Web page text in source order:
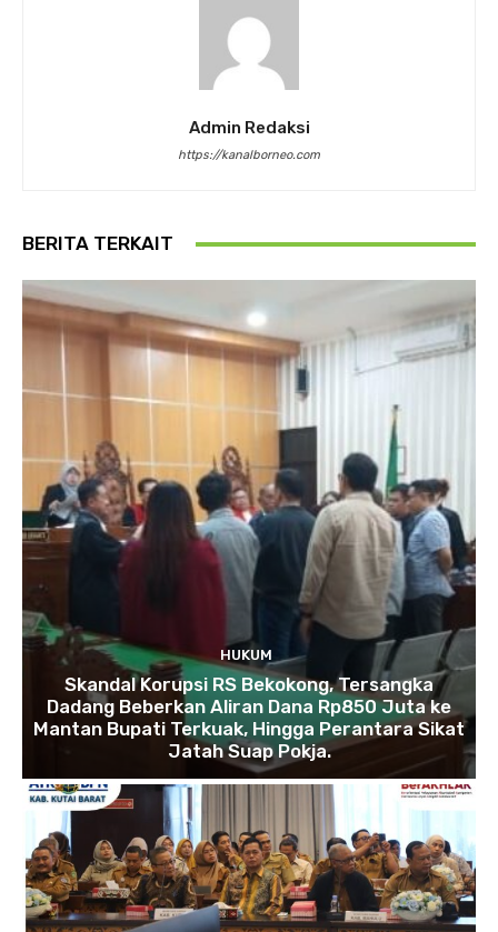
Admin Redaksi
https://kanalborneo.com
BERITA TERKAIT
HUKUM
Skandal Korupsi RS Bekokong, Tersangka
Dadang Beberkan Aliran Dana Rp850 Juta ke
Mantan Bupati Terkuak, Hingga Perantara Sikat
Jatah Suap Pokja.